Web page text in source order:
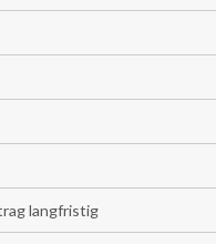
langfristig